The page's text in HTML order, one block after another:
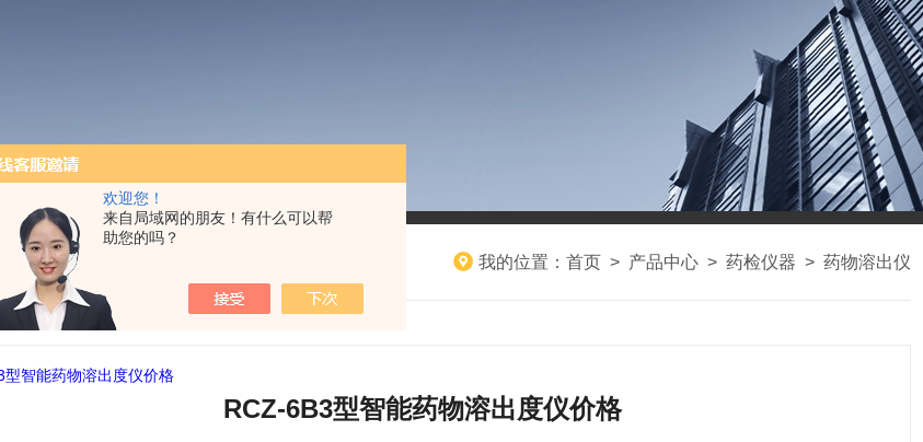
欢迎您！
来自局域网的朋友！有什么可以帮
助您的吗？
我的位置： 首页 > 产品中心 > 药检仪器 > 药物溶出仪
RCZ-6B3型智能药物溶出度仪价格